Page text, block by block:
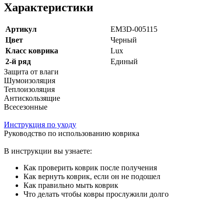
Характеристики
Артикул
EM3D-005115
Цвет
Черный
Класс коврика
Lux
2-й ряд
Единый
Защита от влаги
Шумоизоляция
Теплоизоляция
Антискользящие
Всесезонные
Инструкция по уходу
Руководство по использованию коврика
В инструкции вы узнаете:
Как проверить коврик после получения
Как вернуть коврик, если он не подошел
Как правильно мыть коврик
Что делать чтобы ковры прослужили долго